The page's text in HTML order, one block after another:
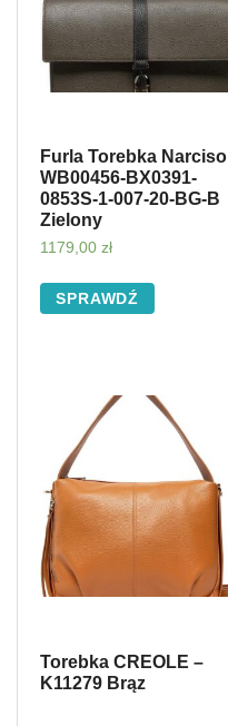
Furla Torebka Narciso
WB00456-BX0391-
0853S-1-007-20-BG-B
Zielony
1179,00 zł
SPRAWDŹ
Torebka CREOLE –
K11279 Brąz